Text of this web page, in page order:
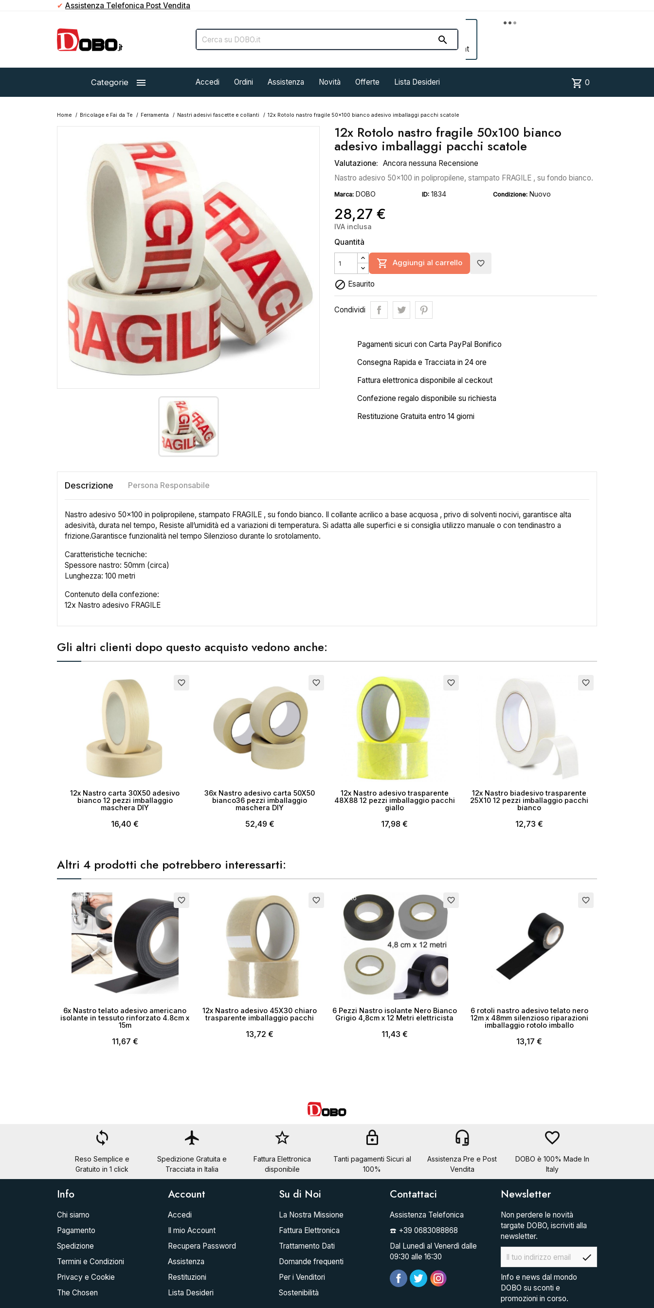
✔ Assistenza Telefonica Post Vendita


Account
Categorie  Accedi Ordini Assistenza Novità Offerte Lista Desideri shopping_cart 0
Home Bricolage e Fai da Te Ferramenta Nastri adesivi fascette e collanti 12x Rotolo nastro fragile 50x100 bianco adesivo imballaggi pacchi scatole
12x Rotolo nastro fragile 50x100 bianco
adesivo imballaggi pacchi scatole
Valutazione: Ancora nessuna Recensione
Nastro adesivo 50x100 in polipropilene, stampato FRAGILE , su fondo bianco.
Marca: DOBO ID: 1834 Condizione: Nuovo
28,27 €
IVA inclusa
Quantità
 Aggiungi al carrello favorite_border
 Esaurito
Condividi
Pagamenti sicuri con Carta PayPal Bonifico
Consegna Rapida e Tracciata in 24 ore
Fattura elettronica disponibile al ceckout
Confezione regalo disponibile su richiesta
Restituzione Gratuita entro 14 giorni
Descrizione Persona Responsabile
Nastro adesivo 50x100 in polipropilene, stampato FRAGILE , su fondo bianco. Il collante acrilico a base acquosa , privo di solventi nocivi, garantisce alta
adesività, durata nel tempo, Resiste all’umidità ed a variazioni di temperatura. Si adatta alle superfici e si consiglia utilizzo manuale o con tendinastro a
frizione.Garantisce funzionalità nel tempo Silenzioso durante lo srotolamento.
Caratteristiche tecniche:
Spessore nastro: 50mm (circa)
Lunghezza: 100 metri
Contenuto della confezione:
12x Nastro adesivo FRAGILE
Gli altri clienti dopo questo acquisto vedono anche:
favorite_border
12x Nastro carta 30X50 adesivo
bianco 12 pezzi imballaggio
maschera DIY
16,40 €
favorite_border
36x Nastro adesivo carta 50X50
bianco36 pezzi imballaggio
maschera DIY
52,49 €
favorite_border
12x Nastro adesivo trasparente
48X88 12 pezzi imballaggio pacchi
giallo
17,98 €
favorite_border
12x Nastro biadesivo trasparente
25X10 12 pezzi imballaggio pacchi
bianco
12,73 €
Altri 4 prodotti che potrebbero interessarti:
Esaurito favorite_border
6x Nastro telato adesivo americano
isolante in tessuto rinforzato 4.8cm x
15m
11,67 €
favorite_border
12x Nastro adesivo 45X30 chiaro
trasparente imballaggio pacchi
13,72 €
Esaurito favorite_border
6 Pezzi Nastro isolante Nero Bianco
Grigio 4,8cm x 12 Metri elettricista
11,43 €
favorite_border
6 rotoli nastro adesivo telato nero
12m x 48mm silenzioso riparazioni
imballaggio rotolo imballo
13,17 €
loop
Reso Semplice e
Gratuito in 1 click
flight
Spedizione Gratuita e
Tracciata in Italia
star_border
Fattura Elettronica
disponibile
lock
Tanti pagamenti Sicuri al
100%
headset_mic
Assistenza Pre e Post
Vendita
favorite_border
DOBO è 100% Made In
Italy
Info
Chi siamo
Pagamento
Spedizione
Termini e Condizioni
Privacy e Cookie
The Chosen
Account
Accedi
Il mio Account
Recupera Password
Assistenza
Restituzioni
Lista Desideri
Su di Noi
La Nostra Missione
Fattura Elettronica
Trattamento Dati
Domande frequenti
Per i Venditori
Sostenibilità
Contattaci
Assistenza Telefonica
☎️ +39 0683088868
Dal Lunedì al Venerdì dalle
09:30 alle 16:30
Newsletter
Non perdere le novità
targate DOBO, iscriviti alla
newsletter.
check
Info e news dal mondo
DOBO su sconti e
promozioni in corso.
Crea lista dei desideri ×
Nome lista dei desideri
Crea lista dei desideri